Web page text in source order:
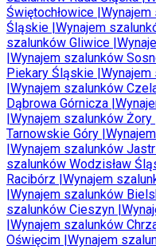
Świętochłowice
Śląskie Wynajem
szalunków Gliwice
Wynajem szalunków
Piekary Śląskie
Wynajem szalunków
Dąbrowa Górnicza
Wynajem szalunków Żory
Tarnowskie Góry
Wynajem szalunków
szalunków Wodzisław
Racibórz Wynajem
Wynajem szalunków
szalunków Cieszyn
Wynajem szalunków
Oświęcim Wynajem